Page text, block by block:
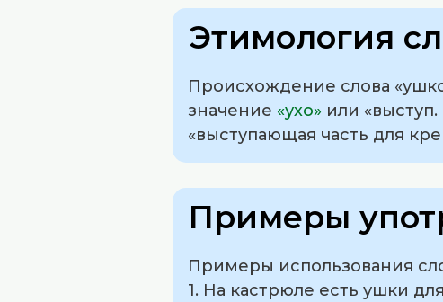
Этимология
Происхождение слова
значение «ухо» или
«выступающая часть для
Примеры
Примеры использования
1. На кастрюле есть ушки